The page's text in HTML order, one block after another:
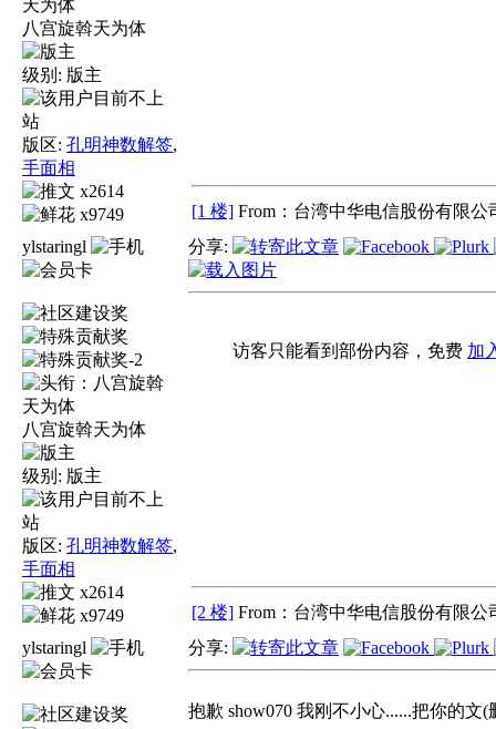
八宫旋斡天为体
级别: 版主
版区: 孔明神数解签,
手面相
x2614
x9749
[1 楼] From：台湾中华电信股份有限公
ylstaringl
八宫旋斡天为体
级别: 版主
版区: 孔明神数解签,
手面相
x2614
x9749
分享:
访客只能看到部份内容，免费 加
[2 楼] From：台湾中华电信股份有限公
ylstaringl
分享:
抱歉 show070 我刚不小心......把你的文(